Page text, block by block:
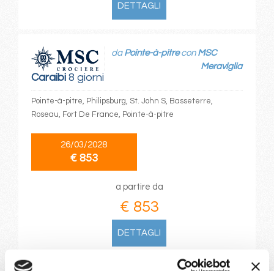
DETTAGLI
Caraibi8 giorni
da Pointe-à-pitrecon MSC
Meraviglia
Pointe-à-pitre, Philipsburg, St. John S, Basseterre,
Roseau, Fort De France, Pointe-à-pitre
26/03/2028
€ 853
a partire da
€ 853
DETTAGLI